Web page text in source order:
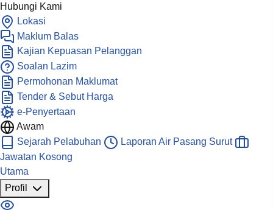
Hubungi Kami
Lokasi
Maklum Balas
Kajian Kepuasan Pelanggan
Soalan Lazim
Permohonan Maklumat
Tender & Sebut Harga
e-Penyertaan
Awam
Sejarah Pelabuhan
Laporan Air Pasang Surut
Jawatan Kosong
Utama
Profil